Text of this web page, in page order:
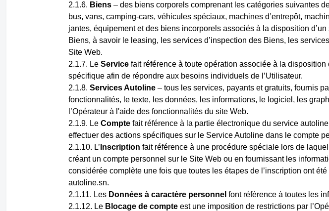
Biens– des biens corporels comprenant les catégories suivantes
bus, vans, camping-cars, véhicules spéciaux, machines d’entrepôt,
jantes, équipement et des biens incorporels associés à la disposition
Biens, à savoir le leasing, les services d’inspection des Biens, les
Site Web.
Le Servicefait référence à toute opération associée à la disposition
spécifique afin de répondre aux besoins individuels de l’Utilisateur.
Services Autoline– tous les services, payants et gratuits, fournis
fonctionnalités, le texte, les données, les informations, le logiciel, les
l’Opérateur à l'aide des fonctionnalités du site Web.
Le Comptefait référence à la partie électronique du service
effectuer des actions spécifiques sur le Service Autoline dans le compte
L’ Inscription fait référence à une procédure spéciale lors de
créant un compte personnel sur le Site Web ou en fournissant les
considérée complète une fois que toutes les étapes de l’inscription ont
autoline.sn.
Les Données à caractère personnel font référence à toutes les
Le Blocage de compteest une imposition de restrictions par